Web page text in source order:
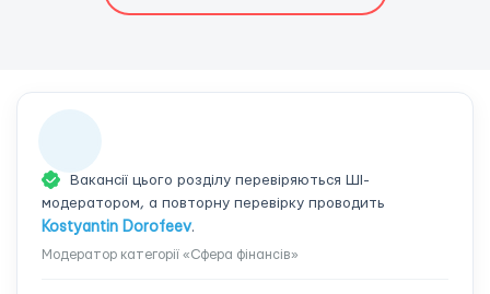
Вакансії цього розділу перевіряються ШІ-
модератором, а повторну перевірку проводить
Kostyantin Dorofeev.
Модератор категорії «Сфера фінансів»